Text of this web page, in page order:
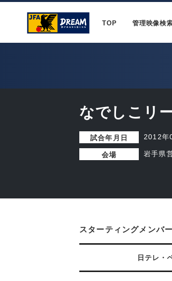
TOP 管理映像検
なでしこリ
試合年月日 2012年
会場 岩手県
スターティングメンバ
日テレ・